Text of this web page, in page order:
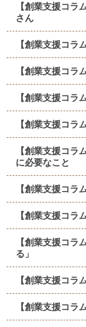
【創業支援コ
さん
【創業支援コ
【創業支援コ
【創業支援コ
【創業支援コ
【創業支援コ
に必要なこと
【創業支援コ
【創業支援コ
【創業支援コ
る」
【創業支援コ
【創業支援コ